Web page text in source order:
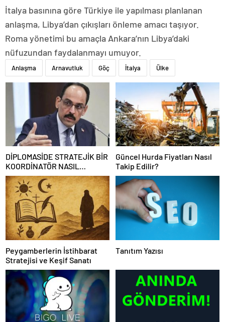
İtalya basınına göre Türkiye ile yapılması planlanan
anlaşma, Libya’dan çıkışları önleme amacı taşıyor.
Roma yönetimi bu amaçla Ankara’nın Libya’daki
nüfuzundan faydalanmayı umuyor.
Anlaşma Arnavutluk Göç İtalya Ülke
DİPLOMASİDE STRATEJİK BİR
KOORDİNATÖR NASIL
OLUNUR
Güncel Hurda Fiyatları Nasıl
Takip Edilir?
Peygamberlerin İstihbarat
Stratejisi ve Keşif Sanatı
Tanıtım Yazısı